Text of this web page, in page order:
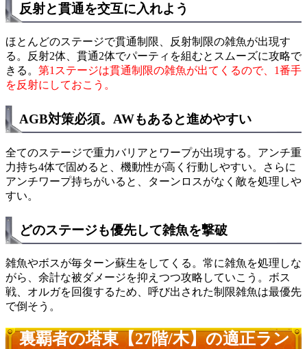
反射と貫通を交互に入れよう
ほとんどのステージで貫通制限、反射制限の雑魚が出現す
る。反射2体、貫通2体でパーティを組むとスムーズに攻略で
きる。 第1ステージは貫通制限の雑魚が出てくるので、1番手
を反射にしておこう。
AGB対策必須。AWもあると進めやすい
全てのステージで重力バリアとワープが出現する。アンチ重
力持ち4体で固めると、機動性が高く行動しやすい。さらに
アンチワープ持ちがいると、ターンロスがなく敵を処理しや
すい。
どのステージも優先して雑魚を撃破
雑魚やボスが毎ターン蘇生をしてくる。常に雑魚を処理しな
がら、余計な被ダメージを抑えつつ攻略していこう。ボス
戦、オルガを回復するため、呼び出された制限雑魚は最優先
で倒そう。
裏覇者の塔東【27階/木】の適正ラン